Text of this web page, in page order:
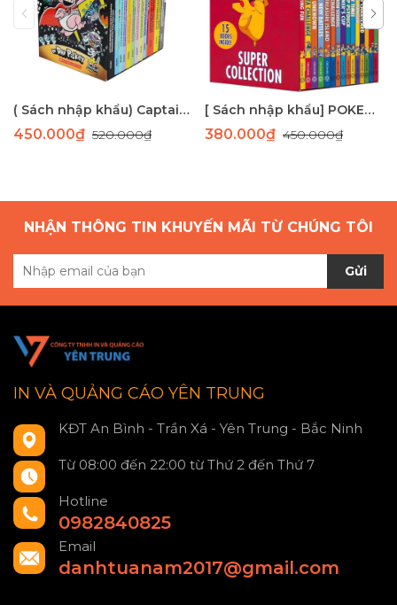
( Sách nhập khẩu) Captain Underpants 12 cuốn- bản màu
450.000₫ 520.000₫
[ Sách nhập khẩu] POKEMON boxset 15 cuốn
380.000₫ 450.000₫
NHẬN THÔNG TIN KHUYẾN MÃI TỪ CHÚNG TÔI
Gửi
IN VÀ QUẢNG CÁO YÊN TRUNG
KĐT An Bình - Trần Xá - Yên Trung - Bắc Ninh
Từ 08:00 đến 22:00 từ Thứ 2 đến Thứ 7
Hotline
0982840825
Email
danhtuanam2017@gmail.com